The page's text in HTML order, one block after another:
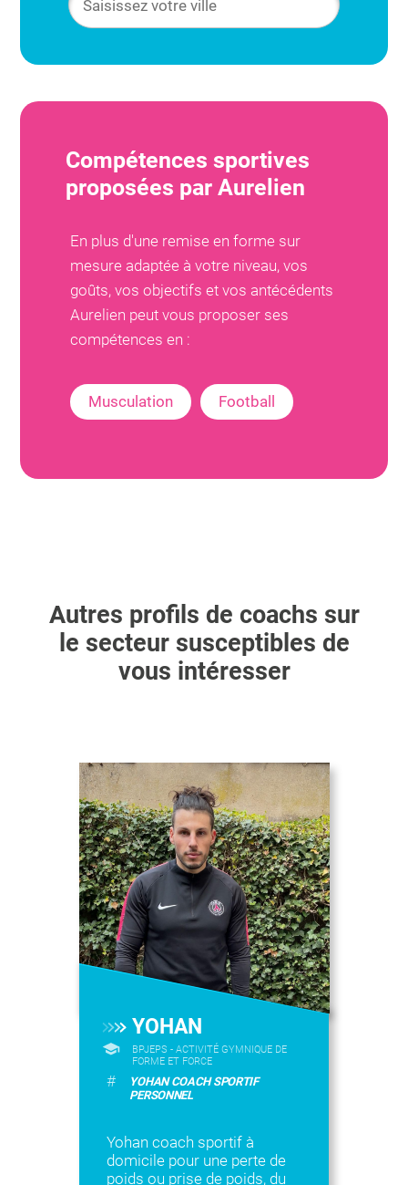
Compétences sportives
proposées parAurelien
En plus d'une remise en forme sur
mesure adaptée à votre niveau, vos
goûts, vos objectifs et vos antécédents
Aurelien peut vous proposer ses
compétences en :
Musculation Football
Autres profils de coachs sur
le secteur susceptibles de
vous intéresser
YOHAN
BPJEPS - ACTIVITÉ GYMNIQUE DE
FORME ET FORCE
#
YOHAN COACH SPORTIF
PERSONNEL
Yohan coach sportif à
domicile pour une perte de
poids ou prise de poids, du